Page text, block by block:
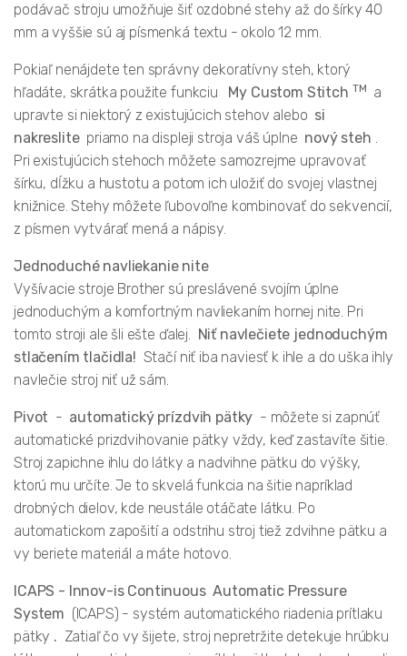
podávač stroju umožňuje šiť ozdobné stehy až do šírky 40
mm a vyššie sú aj písmenká textu - okolo 12 mm.
Pokiaľ nenájdete ten správny dekoratívny steh, ktorý
hľadáte, skrátka použite funkciu My Custom Stitch TM
a
upravte si niektorý z existujúcich stehov alebo si
nakreslitepriamo na displeji stroja váš úplne nový steh .
Pri existujúcich stehoch môžete samozrejme upravovať
šírku, dĺžku a hustotu a potom ich uložiť do svojej vlastnej
knižnice. Stehy môžete ľubovoľne kombinovať do sekvencií,
z písmen vytvárať mená a nápisy.
Jednoduché navliekanie nite
Vyšívacie stroje Brother sú preslávené svojím úplne
jednoduchým a komfortným navliekaním hornej nite. Pri
tomto stroji ale šli ešte ďalej. Niť navlečiete jednoduchým
stlačením tlačidla! Stačí niť iba naviesť k ihle a do uška ihly
navlečie stroj niť už sám.
Pivot - automatický prízdvih pätky - môžete si zapnúť
automatické prizdvihovanie pätky vždy, keď zastavíte šitie.
Stroj zapichne ihlu do látky a nadvihne pätku do výšky,
ktorú mu určíte. Je to skvelá funkcia na šitie napríklad
drobných dielov, kde neustále otáčate látku. Po
automatickom zapošití a odstrihu stroj tiež zdvihne pätku a
vy beriete materiál a máte hotovo.
ICAPS - Innov-is Continuous Automatic Pressure
System (ICAPS) - systém automatického riadenia prítlaku
pätky . Zatiaľ čo vy šijete, stroj nepretržite detekuje hrúbku